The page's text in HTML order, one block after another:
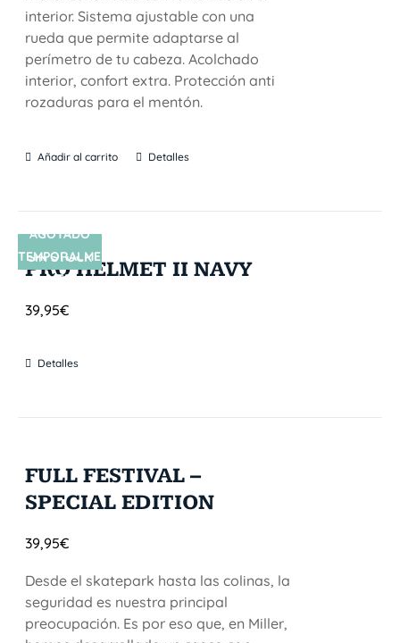
interior. Sistema ajustable con una
rueda que permite adaptarse al
perímetro de tu cabeza. Acolchado
interior, confort extra. Protección anti
rozaduras para el mentón.
Añadir al carrito Detalles
SIN STOCK
AGOTADO
TEMPORALME
NTE
PRO HELMET II NAVY
39,95€
Detalles
FULL FESTIVAL –
SPECIAL EDITION
39,95€
Desde el skatepark hasta las colinas, la
seguridad es nuestra principal
preocupación. Es por eso que, en Miller,